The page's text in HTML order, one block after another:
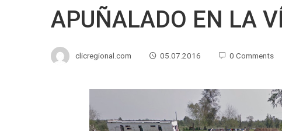
APUÑALADO EN LA
clicregional.com 05.07.2016 0 Comments